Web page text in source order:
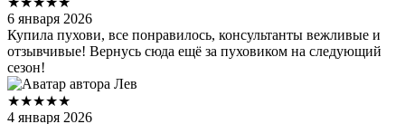
6 января 2026
Купила пухови, все понравилось, консультанты вежливые и
отзывчивые! Вернусь сюда ещё за пуховиком на следующий
сезон!
Лев
★★★★★
4 января 2026